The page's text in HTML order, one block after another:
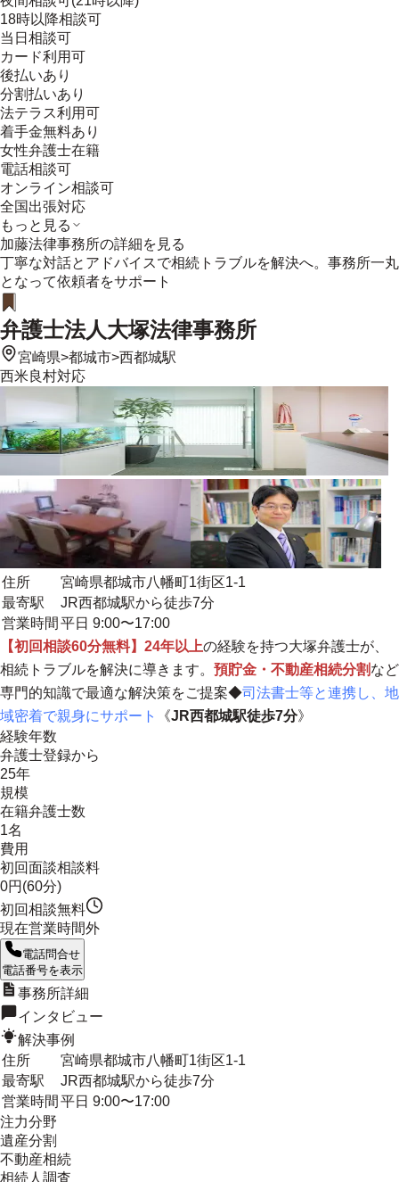
18時以降相談可
当日相談可
カード利用可
後払いあり
分割払いあり
法テラス利用可
着手金無料あり
女性弁護士在籍
電話相談可
オンライン相談可
全国出張対応
もっと見る
加藤法律事務所の詳細を見る
丁寧な対話とアドバイスで相続トラブルを解決へ。事務所一丸
となって依頼者をサポート
弁護士法人大塚法律事務所
宮崎県>都城市>西都城駅
西米良村対応
住所
宮崎県都城市八幡町1街区1-1
最寄駅
JR西都城駅から徒歩7分
営業時間 平日 9:00〜17:00
【初回相談60分無料】24年以上の経験を持つ大塚弁護士が、
相続トラブルを解決に導きます。 預貯金・不動産相続分割など
専門的知識で最適な解決策をご提案◆司法書士等と連携し、地
域密着で親身にサポート
《JR西都城駅徒歩7分》
経験年数
弁護士登録から
25年
規模
在籍弁護士数
1名
費用
初回面談相談料
0円(60分)
初回相談無料
現在営業時間外
電話問合せ
電話番号を表示
事務所詳細
インタビュー
解決事例
住所
宮崎県都城市八幡町1街区1-1
最寄駅
JR西都城駅から徒歩7分
営業時間 平日 9:00〜17:00
注力分野
遺産分割
不動産相続
相続人調査